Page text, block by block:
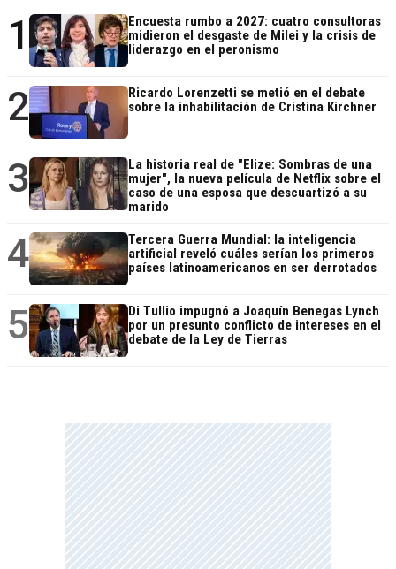
1
Encuesta rumbo a 2027: cuatro consultoras
midieron el desgaste de Milei y la crisis de
liderazgo en el peronismo
2
Ricardo Lorenzetti se metió en el debate
sobre la inhabilitación de Cristina Kirchner
3
La historia real de "Elize: Sombras de una
mujer", la nueva película de Netflix sobre el
caso de una esposa que descuartizó a su
marido
4
Tercera Guerra Mundial: la inteligencia
artificial reveló cuáles serían los primeros
países latinoamericanos en ser derrotados
5
Di Tullio impugnó a Joaquín Benegas Lynch
por un presunto conflicto de intereses en el
debate de la Ley de Tierras